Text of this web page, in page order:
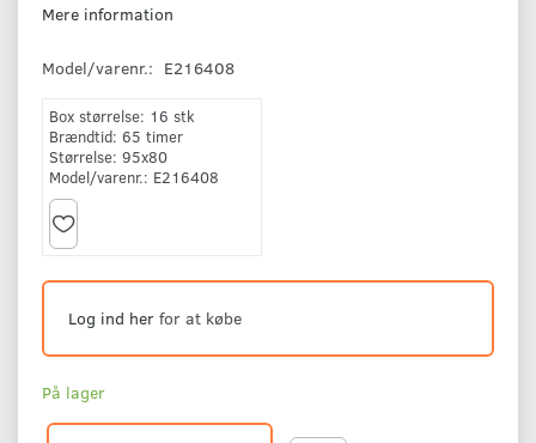
Mere information
Model/varenr.: E216408
Box størrelse: 16 stk
Brændtid: 65 timer
Størrelse: 95x80
Model/varenr.: E216408
Log ind her for at købe
På lager